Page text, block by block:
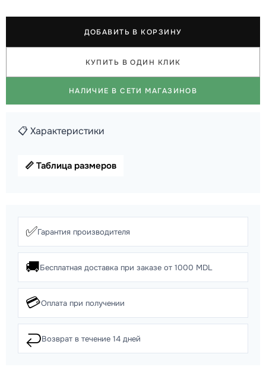
ДОБАВИТЬ В КОРЗИНУ
КУПИТЬ В ОДИН КЛИК
НАЛИЧИЕ В СЕТИ МАГАЗИНОВ
📋 Характеристики
📏 Таблица размеров
✅Гарантия производителя
🚚Бесплатная доставка при заказе от 1000 MDL
💳Оплата при получении
↩️Возврат в течение 14 дней